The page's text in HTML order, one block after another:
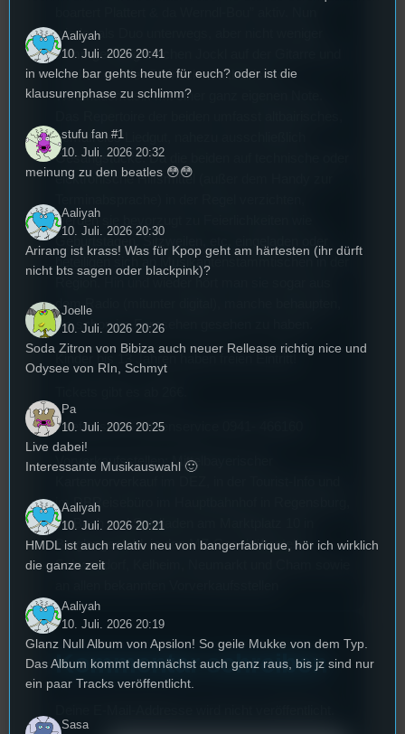
wieder als Duo unterwegs, aber nicht weniger
stimmgewaltig machen Jockl auf der Gitarre und
Markus auf der Steirischen altbairische
Wirtshausmusik mit einer ganz eigenen Note.
gemafreies Liedgut, nahezu ausschließlich
Gesangstücke. Da die beiden auf technische oder
elektronische Hilfsmittel (außer dem Handy zur
werden sie bevorzugt zu Feierlichkeiten wie
beteiligen sich an Musikantenstammtischen in der
dem Radio (mitunter digital), manche behaupten,
sie schon im Fernsehen gesehen zu haben.
Telefonischer Kartenservice 0941- 466160
Vorverkaufsstellen: Mittelbayerischer
im DBReisebüro im Hauptbahnhof in Regensburg,
im Buch und Spielladen am Marktplatz 10 in
Burglengenfeld, in den MZ-Geschäftsstellen
Schwandorf, Kelheim, Neumarkt und Cham sowie
Kommentar schreiben
Aaliyah
10. Juli. 2026 20:41
in welche bar gehts heute für euch? oder ist die
klausurenphase zu schlimm?
stufu fan #1
10. Juli. 2026 20:32
meinung zu den beatles 😳😳
Aaliyah
10. Juli. 2026 20:30
Arirang ist krass! Was für Kpop geht am härtesten (ihr dürft
nicht bts sagen oder blackpink)?
Joelle
10. Juli. 2026 20:26
Soda Zitron von Bibiza auch neuer Rellease richtig nice und
Odysee von RIn, Schmyt
Pa
10. Juli. 2026 20:25
Live dabei!
Interessante Musikauswahl 🙂
Aaliyah
10. Juli. 2026 20:21
HMDL ist auch relativ neu von bangerfabrique, hör ich wirklich
die ganze zeit
Aaliyah
10. Juli. 2026 20:19
Glanz Null Album von Apsilon! So geile Mukke von dem Typ.
Das Album kommt demnächst auch ganz raus, bis jz sind nur
ein paar Tracks veröffentlicht.
Sasa